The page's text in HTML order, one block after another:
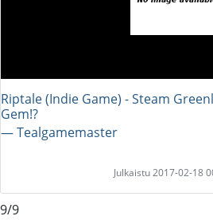
Riptale (Indie Game) - Steam
Gem!?
― Tealgamemaster
Julkaistu 2017-02-18
9/9